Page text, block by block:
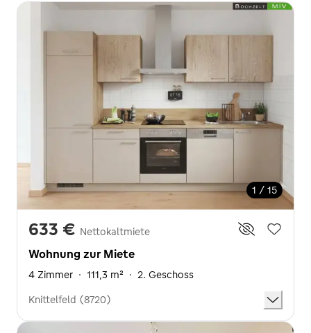
1 / 15
633 € Nettokaltmiete
Wohnung zur Miete
4 Zimmer · 111,3 m² · 2. Geschoss
Knittelfeld (8720)